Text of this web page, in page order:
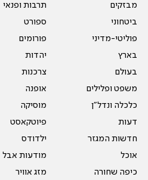
מבזקים
ביטחוני
פוליטי-מדיני
בארץ
בעולם
משפט ופלילים
כלכלה ונדל"ן
דעות
חדשות המגזר
אוכל
כיפה שחורה
תרבות ופנאי
ספורט
פורומים
יהדות
צרכנות
אופנה
מוסיקה
פיוטקאסט
ילדודס
מודעות אבל
מזג אוויר